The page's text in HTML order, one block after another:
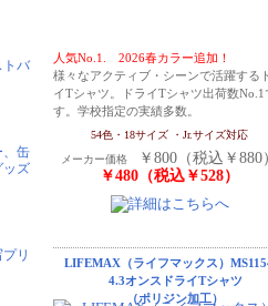
人気No.1. 2026春カラー追加！
様々なアクティブ・シーンで活躍する
イTシャツ。ドライTシャツ出荷数No.1
す。学校指定の実績多数。
54色・18サイズ ・Jr.サイズ対応
メーカー価格
￥800（税込￥880
￥480（税込￥528）
LIFEMAX（ライフマックス）
4.3オンスドライTシャツ
（ポリジン加工）